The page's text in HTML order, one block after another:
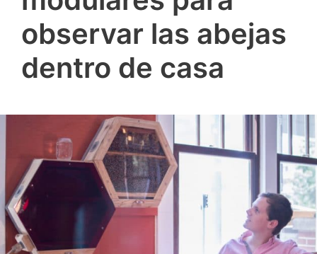
observar las abejas
dentro de casa